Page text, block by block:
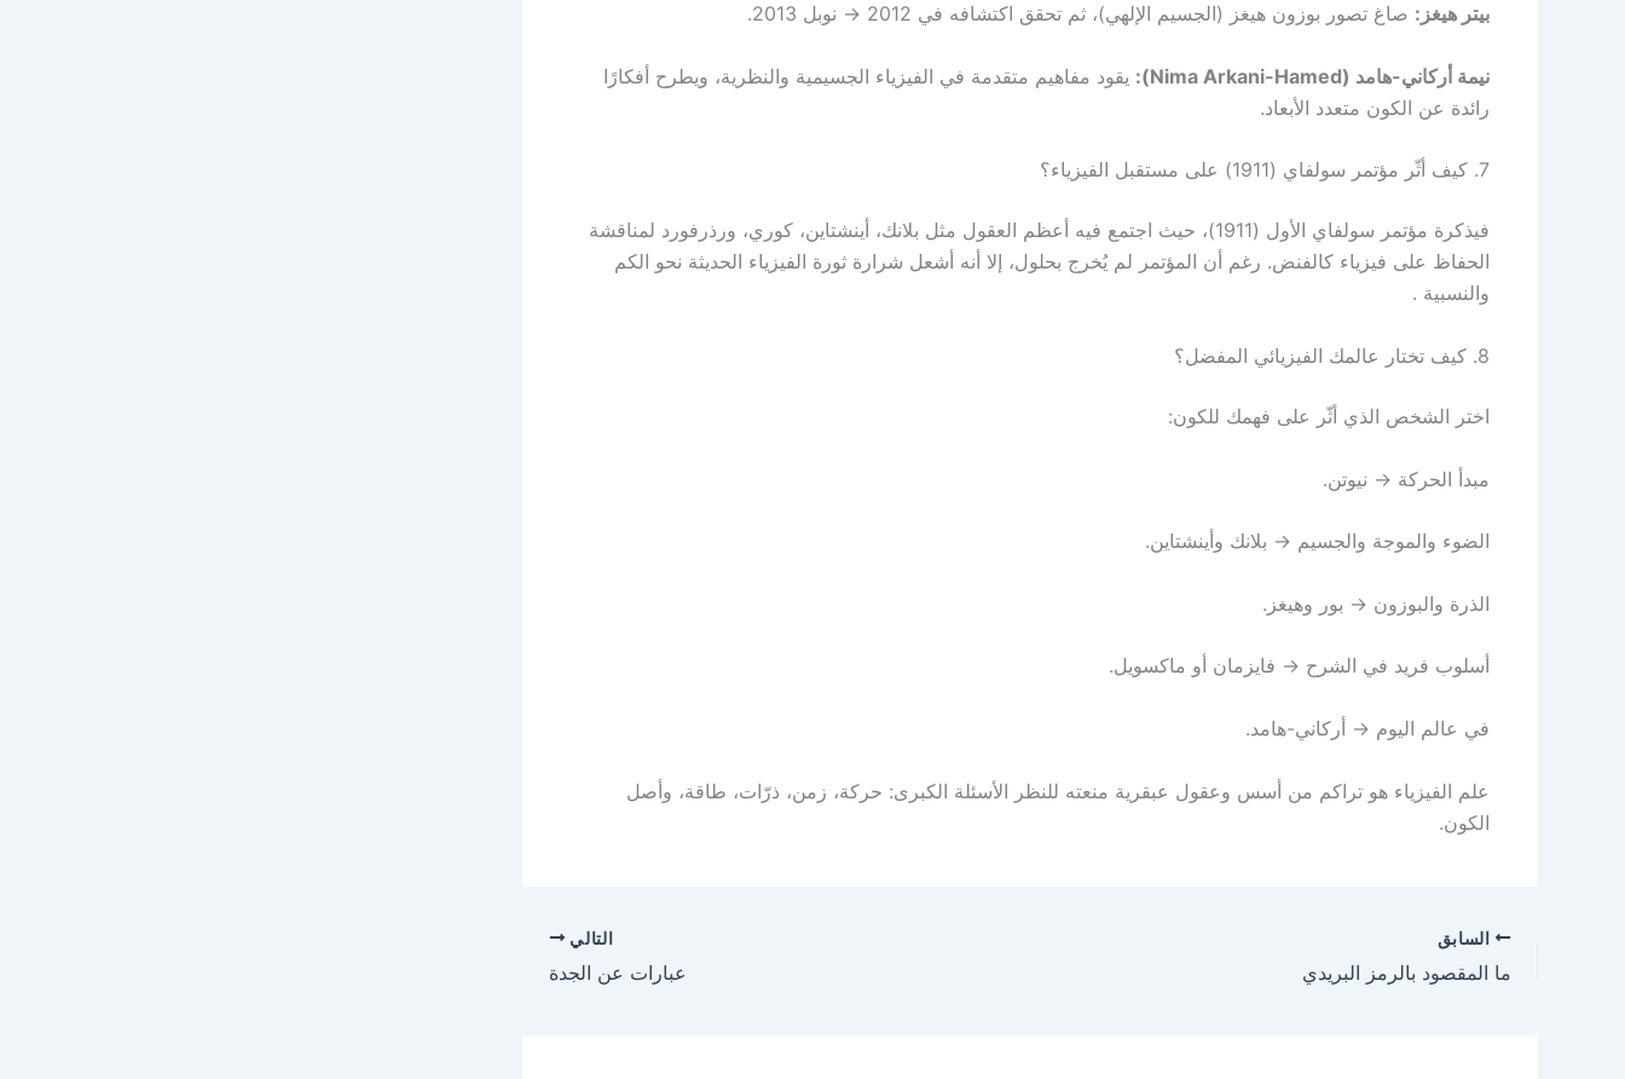
بيتر هيغز: صاغ تصور بوزون هيغز (الجسيم الإلهي)، ثم تحقق اكتشافه في 2012 → نوبل 2013.
نيمة أركاني-هامد (Nima Arkani-Hamed):
يقود مفاهيم متقدمة في الفيزياء الجسيمية والنظرية، ويطرح أفكارًا
رائدة عن الكون متعدد الأبعاد.
7. كيف أثّر مؤتمر سولفاي (1911) على مستقبل الفيزياء؟
فيذكرة مؤتمر سولفاي الأول (1911)، حيث اجتمع فيه أعظم العقول مثل بلانك، أينشتاين، كوري، ورذرفورد لمناقشة
الحفاظ على فيزياء كالفنض. رغم أن المؤتمر لم يُخرج بحلول، إلا أنه أشعل شرارة ثورة الفيزياء الحديثة نحو الكم
والنسبية .
8. كيف تختار عالمك الفيزيائي المفضل؟
اختر الشخص الذي أثّر على فهمك للكون:
مبدأ الحركة → نيوتن.
الضوء والموجة والجسيم → بلانك وأينشتاين.
الذرة والبوزون → بور وهيغز.
أسلوب فريد في الشرح → فايزمان أو ماكسويل.
في عالم اليوم → أركاني-هامد.
علم الفيزياء هو تراكم من أسس وعقول عبقرية منعته للنظر الأسئلة الكبرى: حركة، زمن، ذرّات، طاقة، وأصل
الكون.
السابق
ما المقصود بالرمز البريدي
التالي
عبارات عن الجدة